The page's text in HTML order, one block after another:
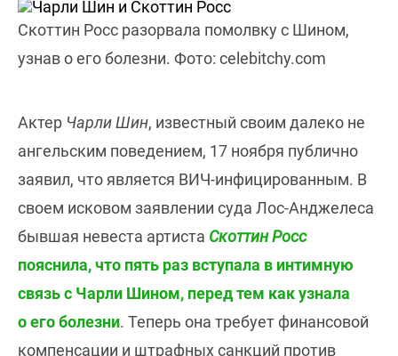
Скоттин Росс разорвала помолвку с Шином,
узнав о его болезни. Фото: celebitchy.com
Актер Чарли Шин, известный своим далеко не
ангельским поведением, 17 ноября публично
заявил, что является ВИЧ-инфицированным. В
своем исковом заявлении суда Лос-Анджелеса
бывшая невеста артиста Скоттин Росс
пояснила, что пять раз вступала в интимную
связь с Чарли Шином, перед тем как узнала
о его болезни. Теперь она требует финансовой
компенсации и штрафных санкций против